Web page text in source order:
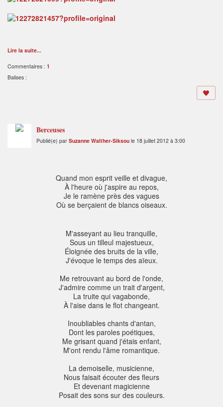
Lire la suite...
Commentaires : 1
Balises :
Berceuses
Publié(e) par Suzanne Walther-Siksou le 18 juillet 2012 à 3:00
Quand mon esprit veille et divague,
À l'heure où j'aspire au repos,
Je le ramène près des vagues
Où se berçaient de blancs oiseaux.
M'asseyant au lieu tranquille,
Sous un tilleul majestueux,
Éloignée des bruits de la ville,
J'évoque le temps des aïeux.
Me retrouvant au bord de l'onde,
J'admire comme un trait d'argent,
La truite qui vagabonde,
À l'aise dans le flot changeant.
Inoubliables chants d'antan,
Dont les paroles poétiques,
Me grisant quand j'étais enfant,
M'ont rendu l'âme romantique.
La demoiselle, musicienne,
Nous faisait écouter des fleurs
Et devenant magicienne
Posait des sons sur des couleurs.